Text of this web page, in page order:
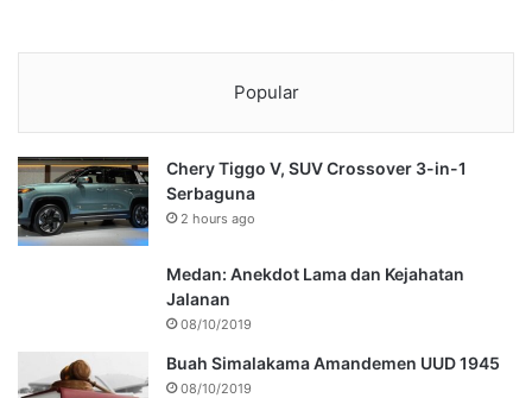
Popular
Chery Tiggo V, SUV Crossover 3-in-1
Serbaguna
2 hours ago
Medan: Anekdot Lama dan Kejahatan
Jalanan
08/10/2019
Buah Simalakama Amandemen UUD 1945
08/10/2019